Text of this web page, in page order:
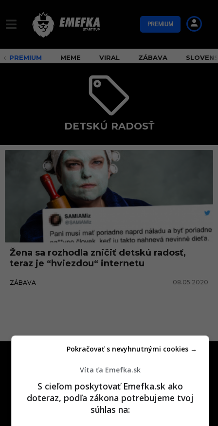
PREMIUM
PREMIUM MEME VIRAL ZÁBAVA
DETSKÚ RADOSŤ
r
a
o
Žena sa rozhodla zničiť detskú radosť,
teraz je “hviezdou“ internetu
ZÁBAVA 08.05.2020
One time najzábavnejšie miesto na
slovenskom internete, next time
Víta ťa Emefka.sk
S cieľom poskytovať Emefka.sk ako
doteraz, podľa zákona potrebujeme tvoj
súhlas na:
Pokračovať s nevyhnutnými cookies →